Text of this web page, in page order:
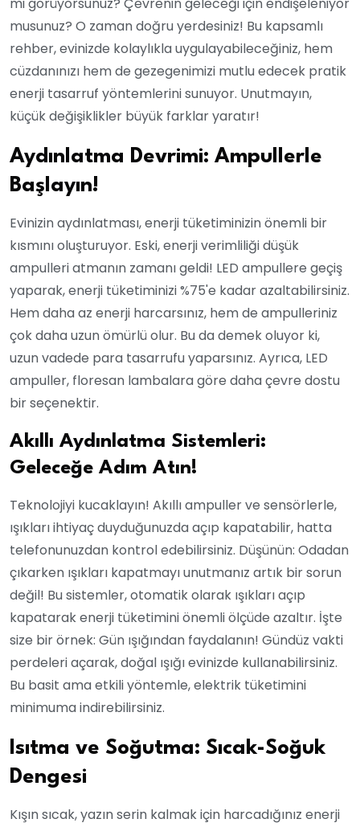
mi görüyorsunuz? Çevrenin geleceği için endişeleniyor
musunuz? O zaman doğru yerdesiniz! Bu kapsamlı
rehber, evinizde kolaylıkla uygulayabileceğiniz, hem
cüzdanınızı hem de gezegenimizi mutlu edecek pratik
enerji tasarruf yöntemlerini sunuyor. Unutmayın,
küçük değişiklikler büyük farklar yaratır!
Aydınlatma Devrimi: Ampullerle
Başlayın!
Evinizin aydınlatması, enerji tüketiminizin önemli bir
kısmını oluşturuyor. Eski, enerji verimliliği düşük
ampulleri atmanın zamanı geldi! LED ampullere geçiş
yaparak, enerji tüketiminizi %75'e kadar azaltabilirsiniz.
Hem daha az enerji harcarsınız, hem de ampulleriniz
çok daha uzun ömürlü olur. Bu da demek oluyor ki,
uzun vadede para tasarrufu yaparsınız. Ayrıca, LED
ampuller, floresan lambalara göre daha çevre dostu
bir seçenektir.
Akıllı Aydınlatma Sistemleri:
Geleceğe Adım Atın!
Teknolojiyi kucaklayın! Akıllı ampuller ve sensörlerle,
ışıkları ihtiyaç duyduğunuzda açıp kapatabilir, hatta
telefonunuzdan kontrol edebilirsiniz. Düşünün: Odadan
çıkarken ışıkları kapatmayı unutmanız artık bir sorun
değil! Bu sistemler, otomatik olarak ışıkları açıp
kapatarak enerji tüketimini önemli ölçüde azaltır. İşte
size bir örnek: Gün ışığından faydalanın! Gündüz vakti
perdeleri açarak, doğal ışığı evinizde kullanabilirsiniz.
Bu basit ama etkili yöntemle, elektrik tüketimini
minimuma indirebilirsiniz.
Isıtma ve Soğutma: Sıcak-Soğuk
Dengesi
Kışın sıcak, yazın serin kalmak için harcadığınız enerji